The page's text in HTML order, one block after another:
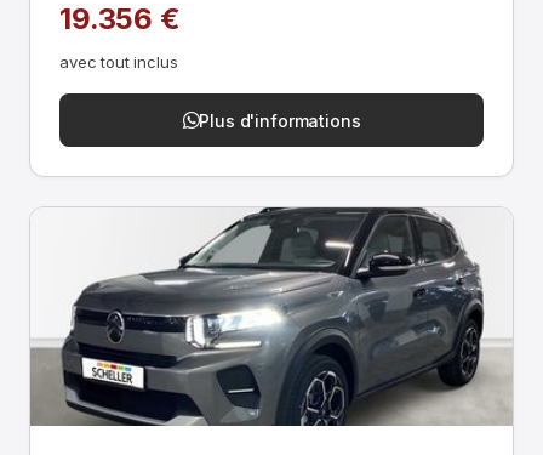
19.356 €
avec tout inclus
Plus d'informations